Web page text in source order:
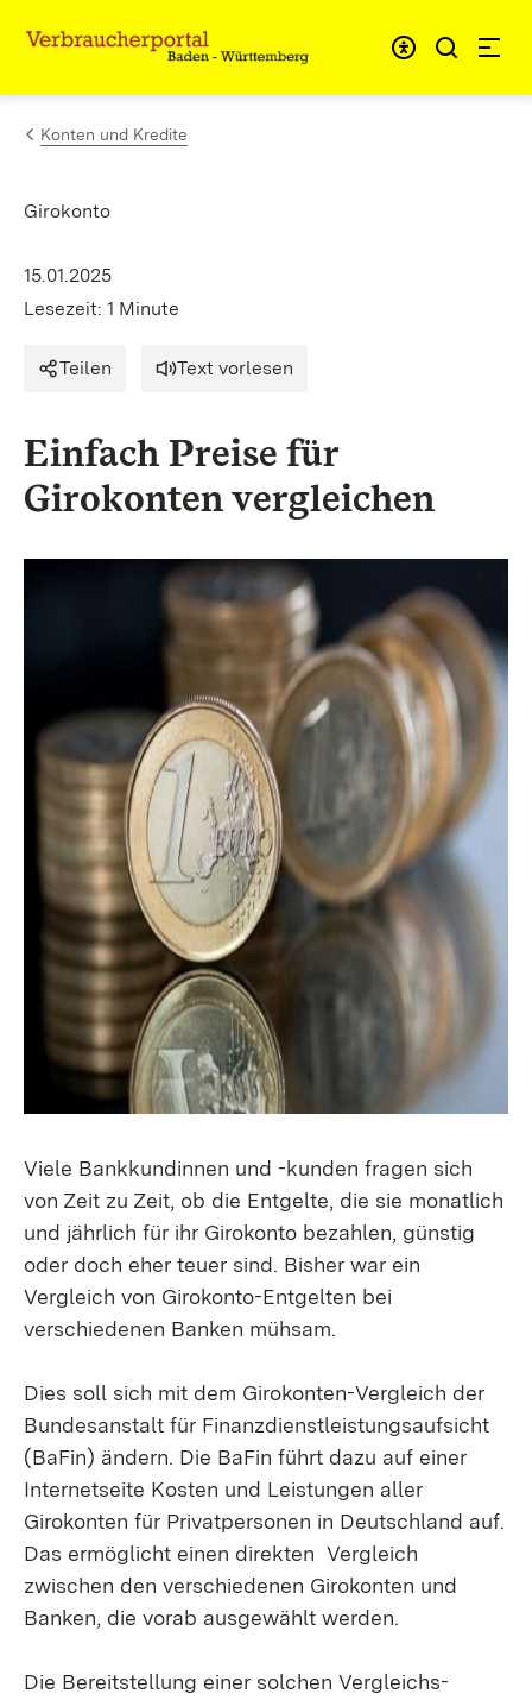
Zum Inhalt springen
Link zur Startseite
Konten und Kredite
Girokonto
15.01.2025
Lesezeit: 1 Minute
Teilen Text vorlesen
Einfach Preise für
Girokonten vergleichen
Viele Bankkundinnen und -kunden fragen sich
von Zeit zu Zeit, ob die Entgelte, die sie monatlich
und jährlich für ihr Girokonto bezahlen, günstig
oder doch eher teuer sind. Bisher war ein
Vergleich von Girokonto-Entgelten bei
verschiedenen Banken mühsam.
Dies soll sich mit dem Girokonten-Vergleich der
Bundesanstalt für Finanzdienstleistungsaufsicht
(BaFin) ändern. Die BaFin führt dazu auf einer
Internetseite Kosten und Leistungen aller
Girokonten für Privatpersonen in Deutschland auf.
Das ermöglicht einen direkten Vergleich
zwischen den verschiedenen Girokonten und
Banken, die vorab ausgewählt werden.
Die Bereitstellung einer solchen Vergleichs-